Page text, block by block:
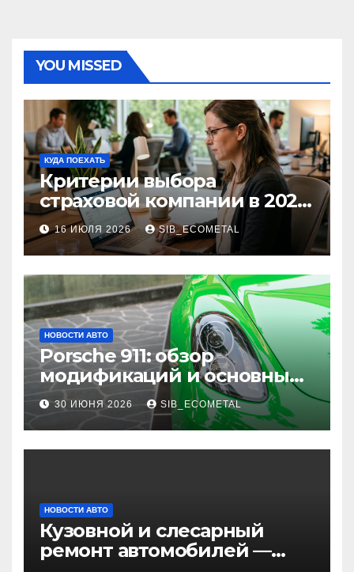
YOU MISSED
КУДА ПОЕХАТЬ
Критерии выбора
страховой компании в 2026
году: надежность и
реальные отзывы о
выплатах
16 ИЮЛЯ 2026 SIB_ECOMETAL
НОВОСТИ АВТО
Porsche 911: обзор
модификаций и основные
характеристики
30 ИЮНЯ 2026 SIB_ECOMETAL
НОВОСТИ АВТО
Кузовной и слесарный
ремонт автомобилей —